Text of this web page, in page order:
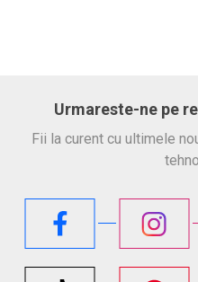
Urmareste-ne pe
Fii la curent cu ultimele